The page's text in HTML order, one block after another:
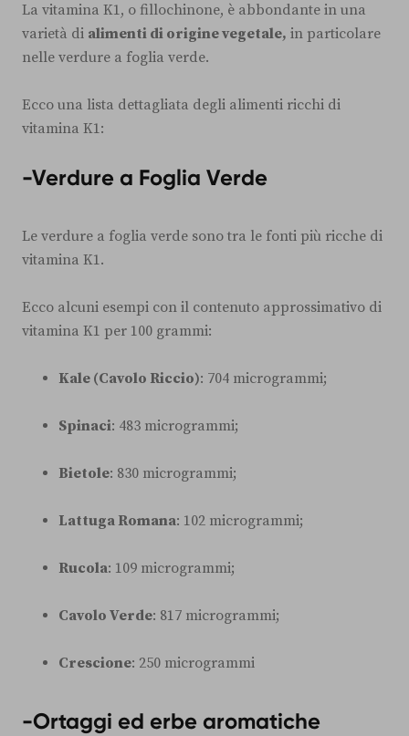
La vitamina K1, o fillochinone, è abbondante in una
varietà di alimenti di origine vegetale, in particolare
nelle verdure a foglia verde.
Ecco una lista dettagliata degli alimenti ricchi di
vitamina K1:
-Verdure a Foglia Verde
Le verdure a foglia verde sono tra le fonti più ricche di
vitamina K1.
Ecco alcuni esempi con il contenuto approssimativo di
vitamina K1 per 100 grammi:
Kale (Cavolo Riccio): 704 microgrammi;
Spinaci: 483 microgrammi;
Bietole: 830 microgrammi;
Lattuga Romana: 102 microgrammi;
Rucola: 109 microgrammi;
Cavolo Verde: 817 microgrammi;
Crescione: 250 microgrammi
-Ortaggi ed erbe aromatiche